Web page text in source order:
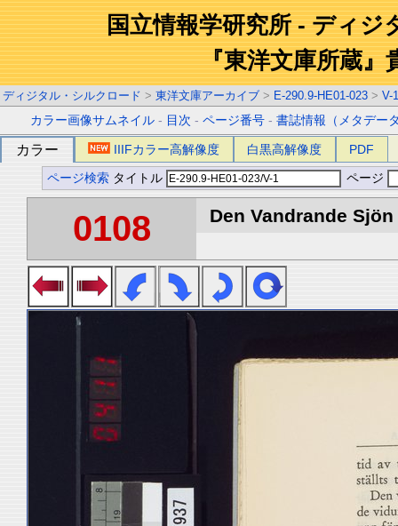
国立情報学研究所 - ディジ
『東洋文庫所蔵』
ディジタル・シルクロード > 東洋文庫アーカイブ > E-290.9-HE01-023 > V-1
カラー画像サムネイル - 目次 -ページ番号 -書誌情報（メタデー
カラー IIIFカラー高解像度 白黒高解像度 PDF
ページ検索 タイトル ページ
0108 Den Vandrande